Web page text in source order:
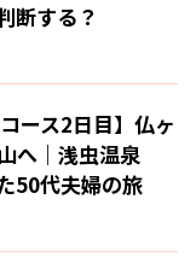
断する？
ース2日目】仏ヶ
へ｜浅虫温泉
50代夫婦の旅